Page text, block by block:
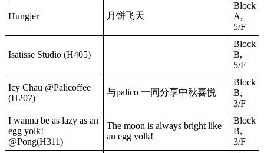
Hungjer 月饼飞天
Block
A,
5/F
Isatisse Studio (H405)
Block
B,
5/F
Icy Chau @Palicoffee
(H207)
与palico 一同分享中秋喜悦
Block
B,
3/F
I wanna be as lazy as an
egg yolk!
@Pong(H311)
The moon is always bright like
an egg yolk!
Block
B,
3/F